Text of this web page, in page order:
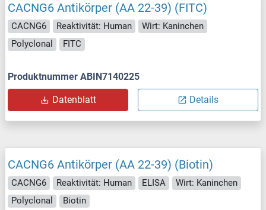
CACNG6 Antikörper (AA 22-39) (FITC)
CACNG6 Reaktivität: Human
Wirt: Kaninchen
Polyclonal
FITC
Produktnummer ABIN7140225
Datenblatt Details
CACNG6 Antikörper (AA 22-39) (Biotin)
CACNG6 Reaktivität: Human ELISA
Wirt: Kaninchen
Polyclonal
Biotin